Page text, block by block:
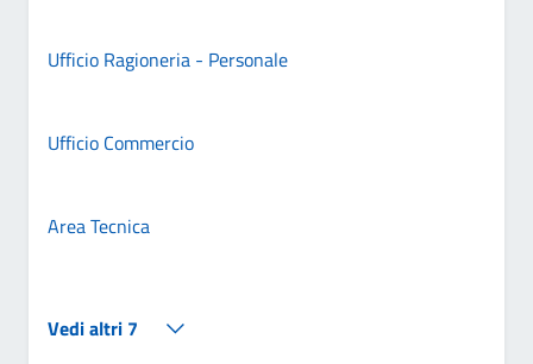
Ufficio Ragioneria - Personale
Ufficio Commercio
Area Tecnica
Vedi altri 7